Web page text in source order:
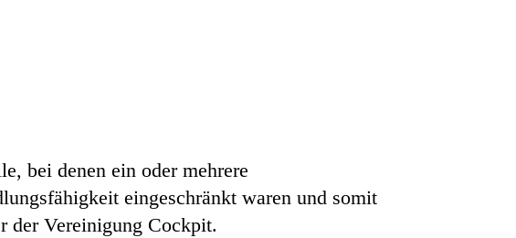
bei denen ein oder mehrere
eingeschränkt waren und somit
der Vereinigung Cockpit.